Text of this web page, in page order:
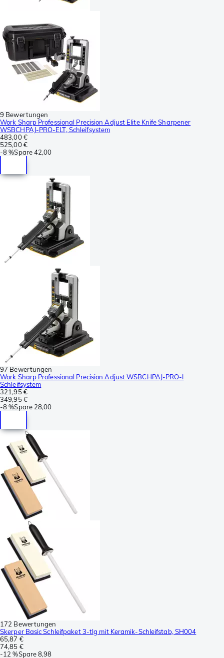
9 Bewertungen
Work Sharp Professional Precision Adjust Elite Knife Sharpener
WSBCHPAJ-PRO-ELT, Schleifsystem
483,00 €
525,00 €
-8 %Spare42,00
97 Bewertungen
Work Sharp Professional Precision Adjust WSBCHPAJ-PRO-I
Schleifsystem
321,95 €
349,95 €
-8 %Spare 28,00
172 Bewertungen
Skerper Basic Schleifpaket 3-tlg mit Keramik-Schleifstab, SH004
65,87 €
74,85 €
-12 %Spare8,98